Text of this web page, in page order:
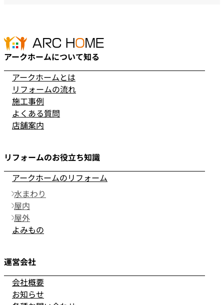
アークホームについて知る
アークホームとは
リフォームの流れ
施工事例
よくある質問
店舗案内
リフォームのお役立ち知識
アークホームのリフォーム
水まわり
屋内
屋外
よみもの
運営会社
会社概要
お知らせ